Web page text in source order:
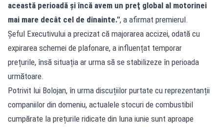
această perioadă şi încă avem un preţ global al motorinei
mai mare decât cel de dinainte.", a afirmat premierul.
Șeful Executivului a precizat că majorarea accizei, odată cu
expirarea schemei de plafonare, a influențat temporar
prețurile, însă situația ar urma să se stabilizeze în perioada
următoare.
Potrivit lui Bolojan, în urma discuțiilor purtate cu reprezentanții
companiilor din domeniu, actualele stocuri de combustibil
cumpărate la prețurile ridicate din luna iunie sunt aproape